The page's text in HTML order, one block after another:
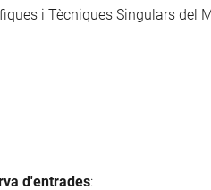
i Tècniques Singulars del
d'entrades: